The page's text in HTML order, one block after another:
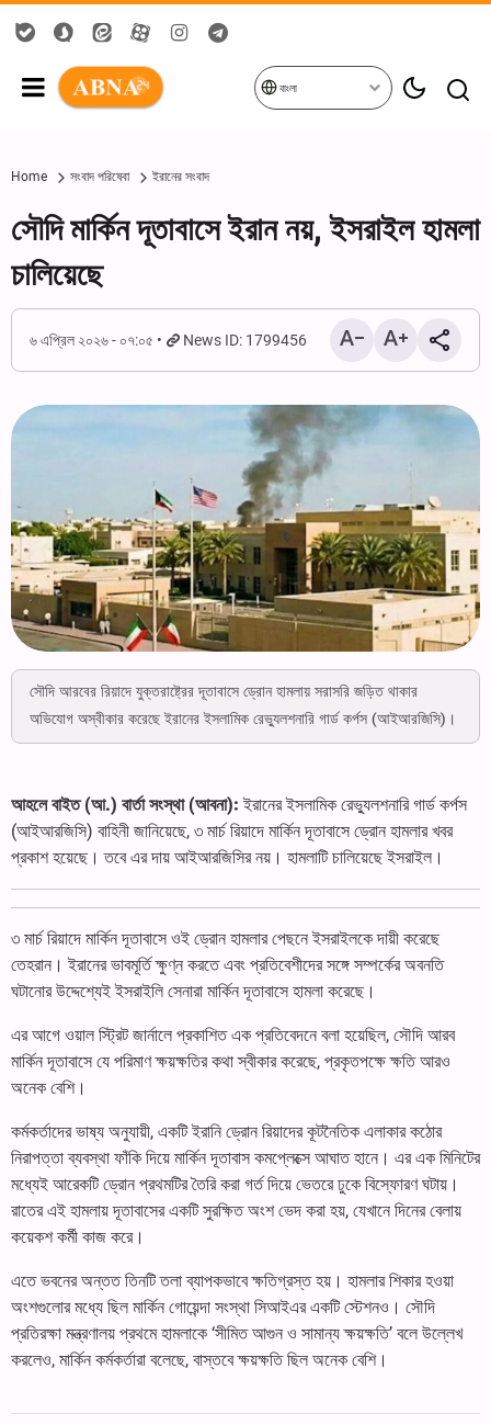
বাংলা
Home সংবাদ পরিষেবা ইরানের সংবাদ
সৌদি মার্কিন দূতাবাসে ইরান নয়, ইসরাইল হামলা
চালিয়েছে
৬ এপ্রিল ২০২৬ - ০৭:০৫ News ID: 1799456
সৌদি আরবের রিয়াদে যুক্তরাষ্ট্রের দূতাবাসে ড্রোন হামলায় সরাসরি জড়িত থাকার
অভিযোগ অস্বীকার করেছে ইরানের ইসলামিক রেভ্যুলশনারি গার্ড কর্পস (আইআরজিসি)।
আহলে বাইত (আ.) বার্তা সংস্থা (আবনা): ইরানের ইসলামিক রেভ্যুলশনারি গার্ড কর্পস
(আইআরজিসি) বাহিনী জানিয়েছে, ৩ মার্চ রিয়াদে মার্কিন দূতাবাসে ড্রোন হামলার খবর
প্রকাশ হয়েছে। তবে এর দায় আইআরজিসির নয়। হামলাটি চালিয়েছে ইসরাইল।
৩ মার্চ রিয়াদে মার্কিন দূতাবাসে ওই ড্রোন হামলার পেছনে ইসরাইলকে দায়ী করেছে
তেহরান। ইরানের ভাবমূর্তি ক্ষুণ্ন করতে এবং প্রতিবেশীদের সঙ্গে সম্পর্কের অবনতি
ঘটানোর উদ্দেশ্যেই ইসরাইলি সেনারা মার্কিন দূতাবাসে হামলা করেছে।
এর আগে ওয়াল স্ট্রিট জার্নালে প্রকাশিত এক প্রতিবেদনে বলা হয়েছিল, সৌদি আরব
মার্কিন দূতাবাসে যে পরিমাণ ক্ষয়ক্ষতির কথা স্বীকার করেছে, প্রকৃতপক্ষে ক্ষতি আরও
অনেক বেশি।
কর্মকর্তাদের ভাষ্য অনুযায়ী, একটি ইরানি ড্রোন রিয়াদের কূটনৈতিক এলাকার কঠোর
নিরাপত্তা ব্যবস্থা ফাঁকি দিয়ে মার্কিন দূতাবাস কমপ্লেক্সে আঘাত হানে। এর এক মিনিটের
মধ্যেই আরেকটি ড্রোন প্রথমটির তৈরি করা গর্ত দিয়ে ভেতরে ঢুকে বিস্ফোরণ ঘটায়।
রাতের এই হামলায় দূতাবাসের একটি সুরক্ষিত অংশ ভেদ করা হয়, যেখানে দিনের বেলায়
কয়েকশ কর্মী কাজ করে।
এতে ভবনের অন্তত তিনটি তলা ব্যাপকভাবে ক্ষতিগ্রস্ত হয়। হামলার শিকার হওয়া
অংশগুলোর মধ্যে ছিল মার্কিন গোয়েন্দা সংস্থা সিআইএর একটি স্টেশনও। সৌদি
প্রতিরক্ষা মন্ত্রণালয় প্রথমে হামলাকে ‘সীমিত আগুন ও সামান্য ক্ষয়ক্ষতি’ বলে উল্লেখ
করলেও, মার্কিন কর্মকর্তারা বলেছে, বাস্তবে ক্ষয়ক্ষতি ছিল অনেক বেশি।